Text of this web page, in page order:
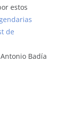
estos
de
Badía